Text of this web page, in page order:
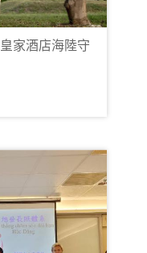
家酒店海陸守